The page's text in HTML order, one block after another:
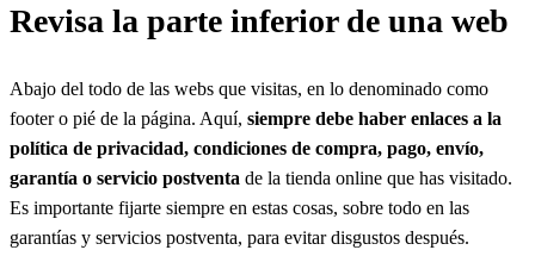
Revisa la parte inferior de una web
Abajo del todo de las webs que visitas, en lo denominado como
footer o pié de la página. Aquí, siempre debe haber enlaces a la
política de privacidad, condiciones de compra, pago, envío,
garantía o servicio postventa de la tienda online que has visitado.
Es importante fijarte siempre en estas cosas, sobre todo en las
garantías y servicios postventa, para evitar disgustos después.